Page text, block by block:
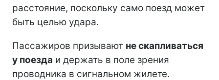
расстояние, поскольку само поезд может
быть целью удара.
Пассажиров призывают не скапливаться
у поезда и держать в поле зрения
проводника в сигнальном жилете.